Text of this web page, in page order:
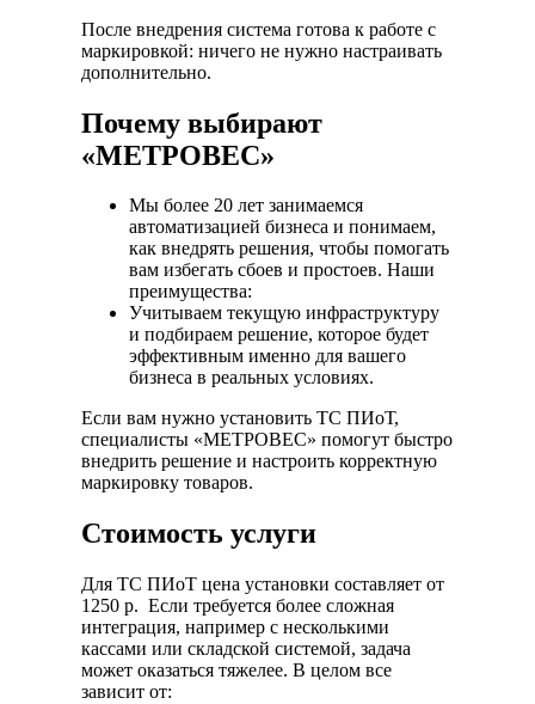
После внедрения система готова к работе с
маркировкой: ничего не нужно настраивать
дополнительно.
Почему выбирают
«МЕТРОВЕС»
Мы более 20 лет занимаемся
автоматизацией бизнеса и понимаем,
как внедрять решения, чтобы помогать
вам избегать сбоев и простоев. Наши
преимущества:
Учитываем текущую инфраструктуру
и подбираем решение, которое будет
эффективным именно для вашего
бизнеса в реальных условиях.
Если вам нужно установить ТС ПИоТ,
специалисты «МЕТРОВЕС» помогут быстро
внедрить решение и настроить корректную
маркировку товаров.
Стоимость услуги
Для ТС ПИоТ цена установки составляет от
1250 р. Если требуется более сложная
интеграция, например с несколькими
кассами или складской системой, задача
может оказаться тяжелее. В целом все
зависит от: